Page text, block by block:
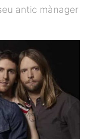
antic mànager